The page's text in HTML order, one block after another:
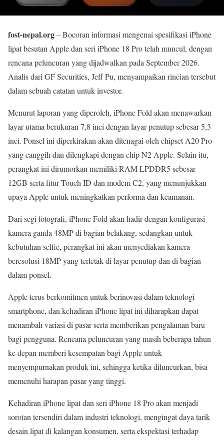
fost-nepal.org– Bocoran informasi mengenai spesifikasi iPhone
lipat besutan Apple dan seri iPhone 18 Pro telah muncul, dengan
rencana peluncuran yang dijadwalkan pada September 2026.
Analis dari GF Securities, Jeff Pu, menyampaikan rincian tersebut
dalam sebuah catatan untuk investor.
Menurut laporan yang diperoleh, iPhone Fold akan menawarkan
layar utama berukuran 7,8 inci dengan layar penutup sebesar 5,3
inci. Ponsel ini diperkirakan akan ditenagai oleh chipset A20 Pro
yang canggih dan dilengkapi dengan chip N2 Apple. Selain itu,
perangkat ini dirumorkan memiliki RAM LPDDR5 sebesar
12GB serta fitur Touch ID dan modem C2, yang menunjukkan
upaya Apple untuk meningkatkan performa dan keamanan.
Dari segi fotografi, iPhone Fold akan hadir dengan konfigurasi
kamera ganda 48MP di bagian belakang, sedangkan untuk
kebutuhan selfie, perangkat ini akan menyediakan kamera
beresolusi 18MP yang terletak di layar penutup dan di bagian
dalam ponsel.
Apple terus berkomitmen untuk berinovasi dalam teknologi
smartphone, dan kehadiran iPhone lipat ini diharapkan dapat
menambah variasi di pasar serta memberikan pengalaman baru
bagi pengguna. Rencana peluncuran yang masih beberapa tahun
ke depan memberi kesempatan bagi Apple untuk
menyempurnakan produk ini, sehingga ketika diluncurkan, bisa
memenuhi harapan pasar yang tinggi.
Kehadiran iPhone lipat dan seri iPhone 18 Pro akan menjadi
sorotan tersendiri dalam industri teknologi, mengingat daya tarik
desain lipat di kalangan konsumen, serta ekspektasi terhadap